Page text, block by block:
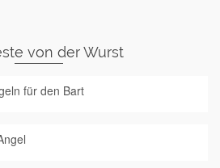
von der Wurst
für den Bart